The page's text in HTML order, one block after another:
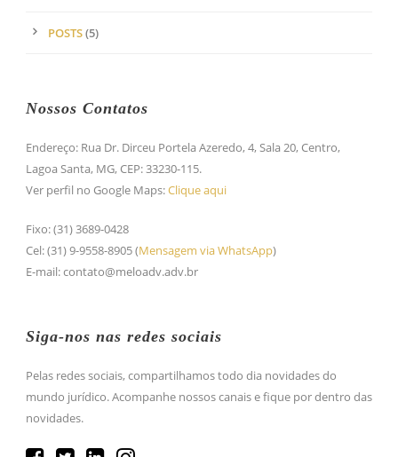
POSTS(5)
Nossos Contatos
Endereço: Rua Dr. Dirceu Portela Azeredo, 4, Sala 20, Centro,
Lagoa Santa, MG, CEP: 33230-115.
Ver perfil no Google Maps:Clique aqui
Fixo: (31) 3689-0428
Cel: (31) 9-9558-8905 (Mensagem via WhatsApp)
E-mail: contato@meloadv.adv.br
Siga-nos nas redes sociais
Pelas redes sociais, compartilhamos todo dia novidades do
mundo jurídico. Acompanhe nossos canais e fique por dentro das
novidades.